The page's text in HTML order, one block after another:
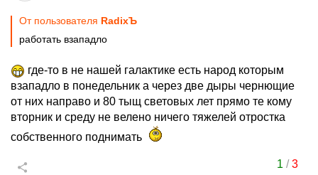
От пользователя RadixЪ
работать взападло
где-то в не нашей галактике есть народ которым
взападло в понедельник а через две дыры чернющие
от них направо и 80 тыщ световых лет прямо те кому
вторник и среду не велено ничего тяжелей отростка
собственного поднимать
1 /3